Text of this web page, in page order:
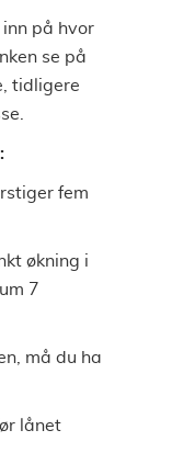
inn på hvor
se på
tidligere
fem
økning i
7
må du ha
lånet